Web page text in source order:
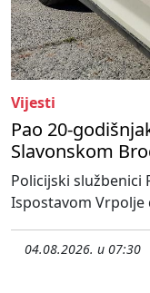
Vijesti
Pao 20-
Slavonskom
Policijski službenici
Ispostavom Vrpolje
04.08.2026. u 07:30